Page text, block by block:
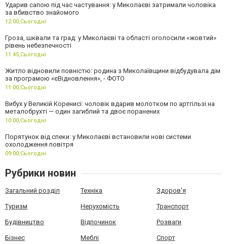
Ударив сапою під час частування: у Миколаєві затримали чоловіка
за вбивство знайомого
12:00, Сьогодні
Гроза, шквали та град: у Миколаєві та області оголосили «жовтий»
рівень небезпечності
11:45, Сьогодні
Житло відновили повністю: родина з Миколаївщини відбудувала дім
за програмою «єВідновлення», - ФОТО
11:00, Сьогодні
Вибух у Великій Коренисі: чоловік вдарив молотком по артгільзі на
металобрухті — один загиблий та двоє поранених
10:00, Сьогодні
Порятунок від спеки: у Миколаєві встановили нові системи
охолодження повітря
09:00, Сьогодні
Рубрики новин
Загальний розділ Техніка Здоров'я
Туризм Нерухомість Транспорт
Будівництво Відпочинок Розваги
Бізнес Меблі Спорт